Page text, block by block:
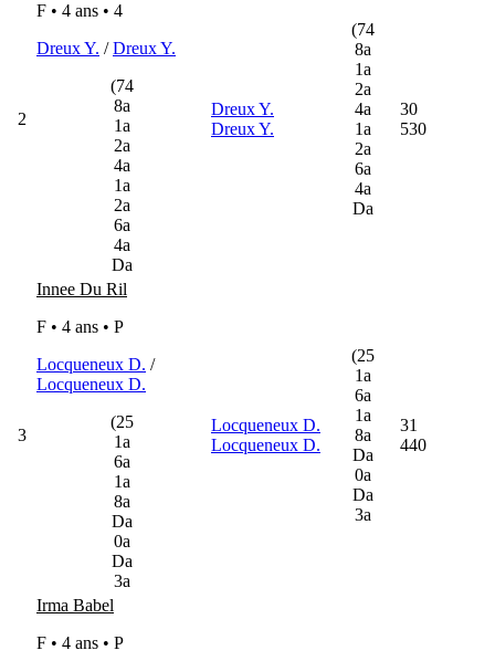
2
F • 4 ans • 4
Dreux Y. /Dreux Y.
(74
8a
1a
2a
4a
1a
2a
6a
4a
Da
Dreux Y.
Dreux Y.
(74
8a
1a
2a
4a
1a
2a
6a
4a
Da
30
530
3
Innee Du Ril
F • 4 ans • P
Locqueneux D. /
Locqueneux D.
(25
1a
6a
1a
8a
Da
0a
Da
3a
Locqueneux D.
Locqueneux D.
(25
1a
6a
1a
8a
Da
0a
Da
3a
31
440
Irma Babel
F • 4 ans • P